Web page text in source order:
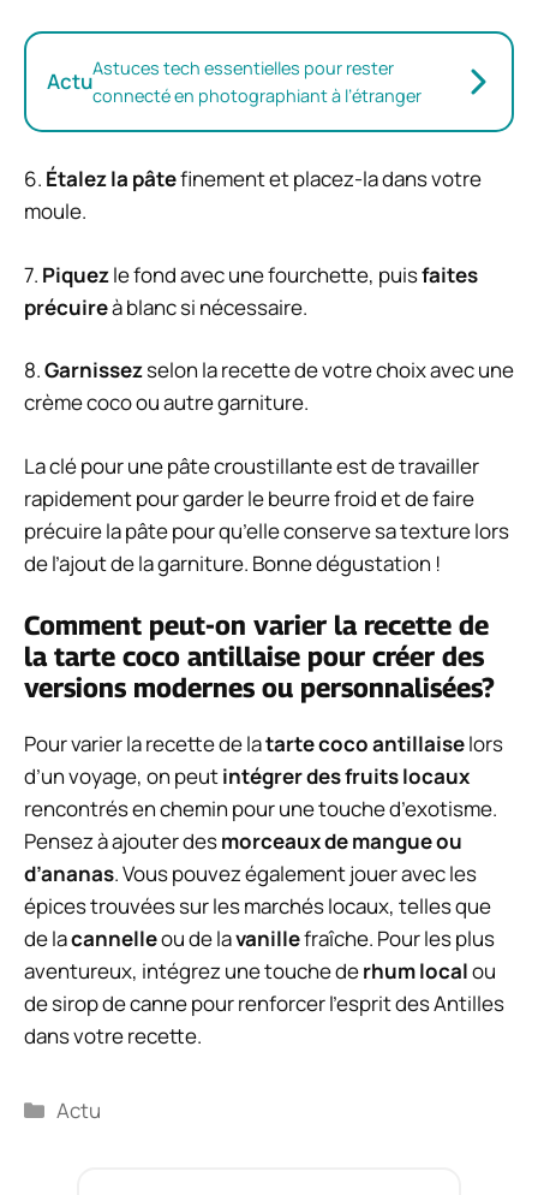
ActuAstuces tech essentielles pour rester
connecté en photographiant à l’étranger
6. Étalez la pâtefinement et placez-la dans votre
moule.
7. Piquezle fond avec une fourchette, puisfaites
précuireà blanc si nécessaire.
8.Garnissezselon la recette de votre choix avec une
crème coco ou autre garniture.
La clé pour une pâte croustillante est de travailler
rapidement pour garder le beurre froid et de faire
précuire la pâte pour qu’elle conserve sa texture lors
de l’ajout de la garniture. Bonne dégustation !
Comment peut-on varier la recette de
la tarte coco antillaise pour créer des
versions modernes ou personnalisées?
Pour varier la recette de latarte coco antillaiselors
d’un voyage, on peutintégrer des fruits locaux
rencontrés en chemin pour une touche d’exotisme.
Pensez à ajouter desmorceaux de mangue ou
d’ananas. Vous pouvez également jouer avec les
épices trouvées sur les marchés locaux, telles que
de lacannelleou de lavanillefraîche. Pour les plus
aventureux, intégrez une touche derhum localou
de sirop de canne pour renforcer l’esprit des Antilles
dans votre recette.
Catégories
Actu